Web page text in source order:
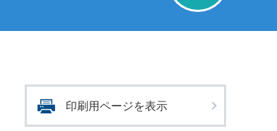
印刷用ページを表示